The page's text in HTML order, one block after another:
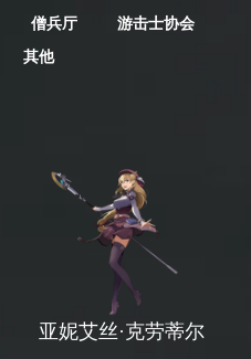
僧兵厅
游击士协会
其他
亚妮艾丝·克劳蒂尔